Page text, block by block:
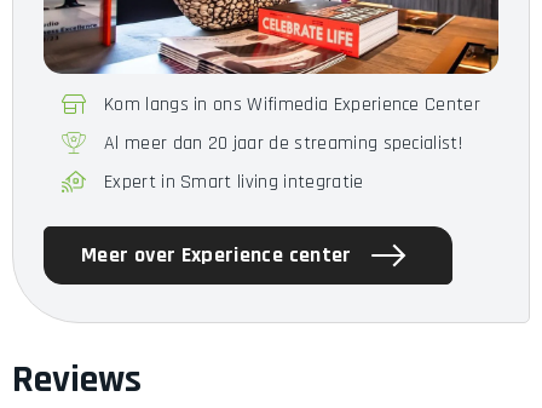
Kom langs in ons Wifimedia Experience Center
Al meer dan 20 jaar de streaming specialist!
Expert in Smart living integratie
Meer over Experience center
Reviews